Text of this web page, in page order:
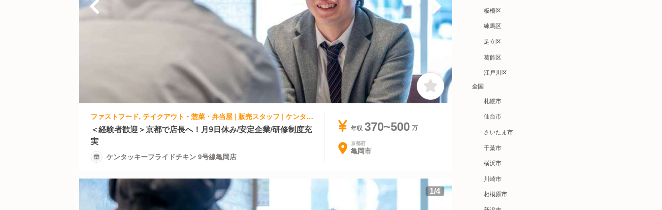
ファストフード, テイクアウト・惣菜・弁当屋 | 販売スタッフ | ケンタッキーフライドチキン 9号線亀岡店
＜経験者歓迎＞京都で店長へ！月9日休み/安定企業/研修制度充
実
ケンタッキーフライドチキン 9号線亀岡店
年収 370~500
京都府
亀岡市
1/4
板橋区
練馬区
足立区
葛飾区
江戸川区
全国
札幌市
仙台市
さいたま市
千葉市
横浜市
川崎市
相模原市